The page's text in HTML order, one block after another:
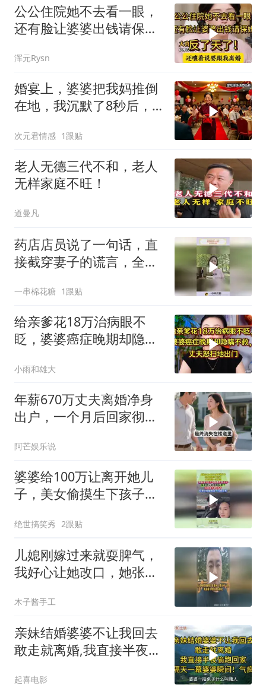
公公住院她不去看一眼，
还有脸让婆婆出钱请保
浑元Rysn
婚宴上，婆婆把我妈推倒
在地，我沉默了8秒后，
次元君情感 1跟贴
老人无德三代不和，老人
无样家庭不旺！
道曼凡
药店店员说了一句话，直
接截穿妻子的谎言，全程
一串棉花糖 1跟贴
给亲爹花18万治病眼不
眨，婆婆癌症晚期却隐瞒
小雨和雄大
年薪670万丈夫离婚净身
出户，一个月后回家彻底
阿芒娱乐说
婆婆给100万让离开她儿
子，美女偷摸生下孩子，
绝世搞笑秀 2跟贴
儿媳刚嫁过来就耍脾气，
我好心让她改口，她张嘴
木子酱手工
亲妹结婚婆婆不让我回去
敢走就离婚,我直接半夜
起喜电影